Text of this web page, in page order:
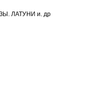
ЛАТУНИ и. др